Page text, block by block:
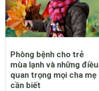
Phòng bệnh cho trẻ
mùa lạnh và những điều
quan trọng mọi cha mẹ
cần biết